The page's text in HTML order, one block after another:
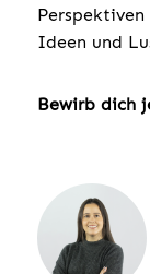
Ideen und
Bewirb dich